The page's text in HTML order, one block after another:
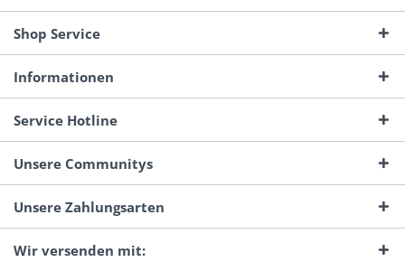
Shop Service
Informationen
Service Hotline
Unsere Communitys
Unsere Zahlungsarten
Wir versenden mit: